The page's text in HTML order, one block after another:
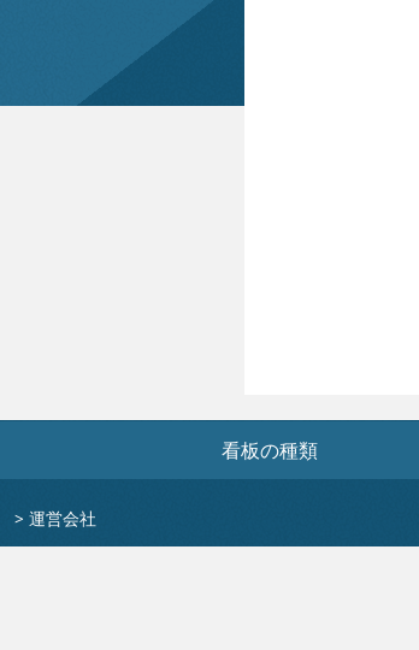
看板の種類
> 運営会社